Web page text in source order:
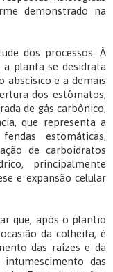
demonstrado na
dos processos. À
planta se desidrata
abscísico e a demais
dos estômatos,
de gás carbônico,
que representa a
estomáticas,
de carboidratos
principalmente
e expansão celular
que, após o plantio
da colheita, é
das raízes e da
das